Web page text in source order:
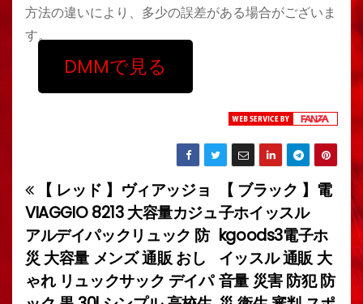
方法の違いにより、多少の誤差がある場合がございま
す。
DMMで見る
投
稿
ナ
【 ブラック 】電
子ホイッスル
kgoods3電子ホ
イッスル 通販 大
音量 災害 防犯 防
【 レッド 】ヴィアッジョ
VIAGGIO 8213 大容量カジュ
アルデイパックリュック 防
災 大容量 メンズ 通販 おし
ゃれ リュックサック デイパ